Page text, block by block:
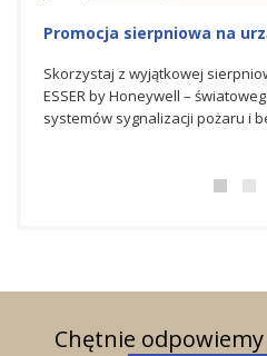
Promocja sierpniowa na
Skorzystaj z wyjątkowej
ESSER by Honeywell –
systemów sygnalizacji pożaru i
Chętnie